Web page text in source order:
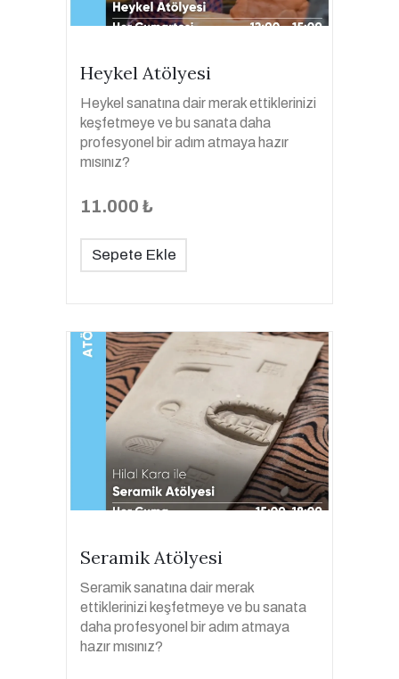
Heykel Atölyesi
Heykel sanatına dair merak ettiklerinizi
keşfetmeye ve bu sanata daha
profesyonel bir adım atmaya hazır
mısınız?
11.000 ₺
Sepete Ekle
Seramik Atölyesi
Seramik sanatına dair merak
ettiklerinizi keşfetmeye ve bu sanata
daha profesyonel bir adım atmaya
hazır mısınız?